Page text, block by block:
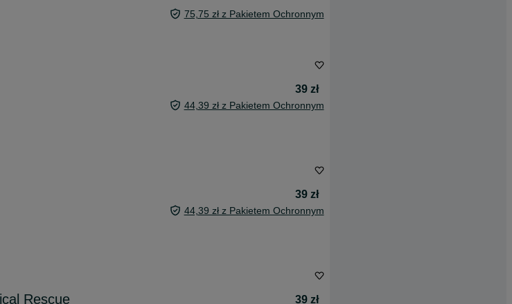
75,75 zł z Pakietem Ochronnym
39 zł
44,39 zł z Pakietem Ochronnym
39 zł
44,39 zł z Pakietem Ochronnym
Rescue 39 zł